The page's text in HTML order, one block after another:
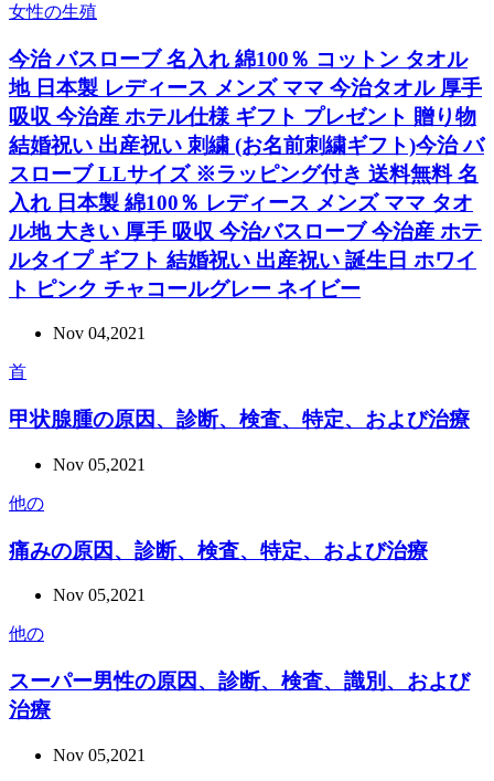
女性の生殖
今治 バスローブ 名入れ 綿100％ コットン タオル
地 日本製 レディース メンズ ママ 今治タオル 厚手
吸収 今治産 ホテル仕様 ギフト プレゼント 贈り物
結婚祝い 出産祝い 刺繍 (お名前刺繍ギフト)今治 バ
スローブ LLサイズ ※ラッピング付き 送料無料 名
入れ 日本製 綿100％ レディース メンズ ママ タオ
ル地 大きい 厚手 吸収 今治バスローブ 今治産 ホテ
ルタイプ ギフト 結婚祝い 出産祝い 誕生日 ホワイ
ト ピンク チャコールグレー ネイビー
Nov 04,2021
首
甲状腺腫の原因、診断、検査、特定、および治療
Nov 05,2021
他の
痛みの原因、診断、検査、特定、および治療
Nov 05,2021
他の
スーパー男性の原因、診断、検査、識別、および
治療
Nov 05,2021